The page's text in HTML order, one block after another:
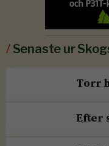
/Senaste ur
Torr
Efter